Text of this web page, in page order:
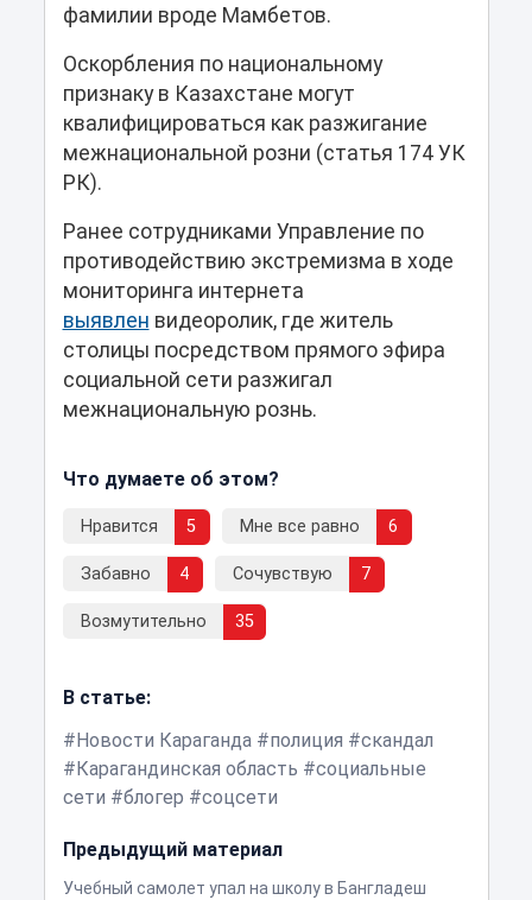
фамилии вроде Мамбетов.
Оскорбления по национальному
признаку в Казахстане могут
квалифицироваться как разжигание
межнациональной розни (статья 174 УК
РК).
Ранее сотрудниками Управление по
противодействию экстремизма в ходе
мониторинга интернета
выявлен видеоролик, где житель
столицы посредством прямого эфира
социальной сети разжигал
межнациональную рознь.
Что думаете об этом?
Нравится 5 Мне все равно 6
Забавно 4 Сочувствую 7
Возмутительно 35
В статье:
Новости Караганда
полиция
скандал
Карагандинская область
социальные
сети
блогер соцсети
Предыдущий материал
Учебный самолет упал на школу в Бангладеш